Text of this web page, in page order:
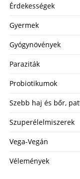
Érdekességek
Gyermek
Gyógynövények
Paraziták
Probiotikumok
Szebb haj és bőr,
Szuperélelmiszerek
Vega-Vegán
Vélemények